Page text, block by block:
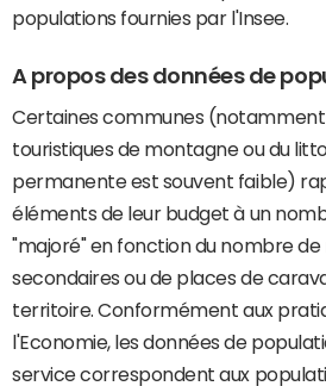
populations fournies par l'Insee.
A propos des données de
Certaines communes
touristiques de montagne ou du
permanente est souvent faible)
éléments de leur budget à un
"majoré" en fonction du nombre de
secondaires ou de places de
territoire. Conformément aux
l'Economie, les données de
service correspondent aux